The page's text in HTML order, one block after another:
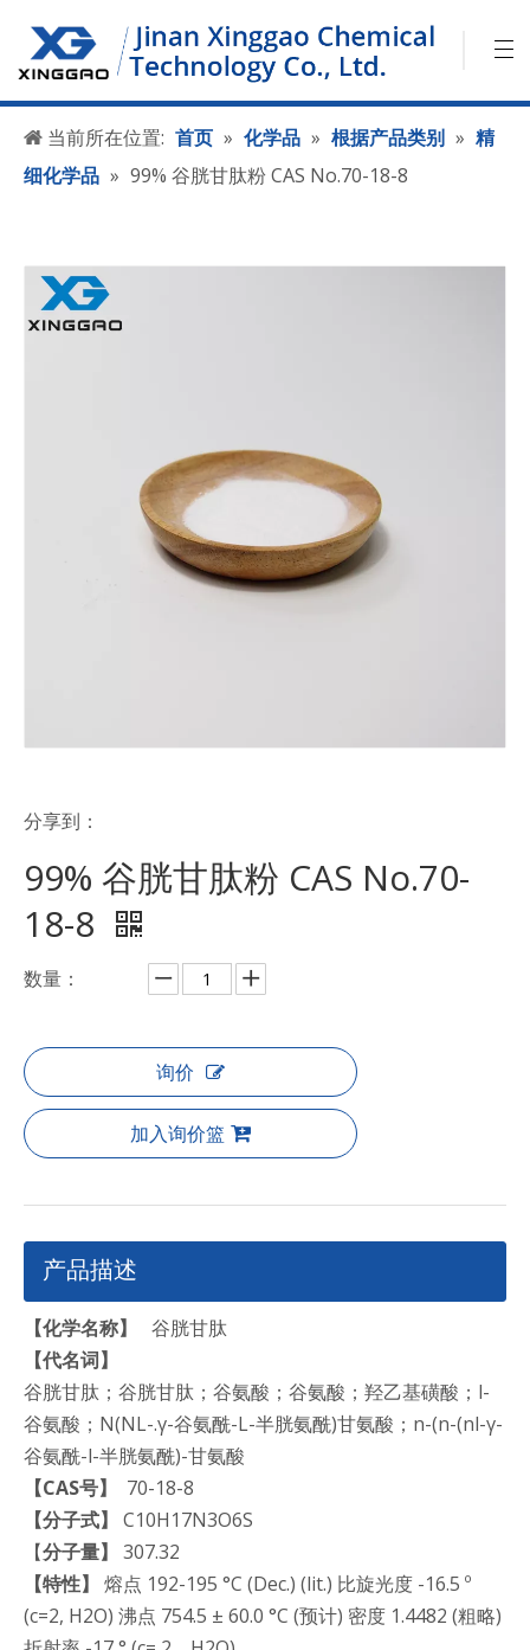
当前所在位置: 首页 » 化学品 » 根据产品类别 » 精
细化学品 » 99% 谷胱甘肽粉 CAS No.70-18-8
分享到：
99% 谷胱甘肽粉 CAS No.70-
18-8
数量：
询价
加入询价篮
产品描述
【化学名称】
谷胱甘肽
【代名词】
谷胱甘肽；谷胱甘肽；谷氨酸；谷氨酸；羟乙基磺酸；l-
谷氨酸；N(NL-.γ-谷氨酰-L-半胱氨酰)甘氨酸；n-(n-(nl-γ-
谷氨酰-l-半胱氨酰)-甘氨酸
【CAS号】
70-18-8
【分子式】
C10H17N3O6S
【分子量】
307.32
【特性】
熔点 192-195 °C (Dec.) (lit.) 比旋光度 -16.5 º
(c=2, H2O) 沸点 754.5 ± 60.0 °C (预计) 密度 1.4482 (粗略)